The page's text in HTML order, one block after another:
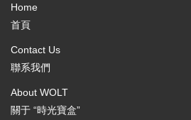
Home
首頁
Contact Us
聯系我們
About WOLT
關于 “時光寶盒”